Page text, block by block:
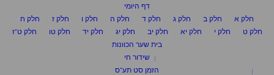
דף היומי
חלק א
חלק ב חלק ג חלק ד חלק ה חלק ו חלק ז
חלק ח
חלק ט
חלק י חלק יא חלק יב חלק יג חלק יד חלק טו
חלק ט"ז
בית שער הכוונות
שידור חי
הזמן סט תע"ס